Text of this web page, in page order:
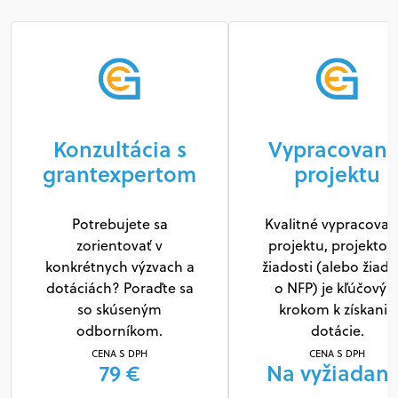
Konzultácia s
grantexpertom
Potrebujete sa
zorientovať v
konkrétnych výzvach a
dotáciách? Poraďte sa
so skúseným
odborníkom.
CENA S DPH
79 €
projektu
Kvalitné
projektu,
žiadosti (alebo
o NFP) je
krokom k získaniu
dotácie.
CENA S DPH
Na